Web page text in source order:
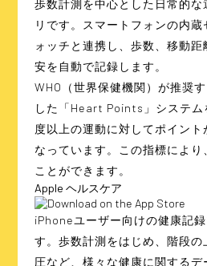
歩数計測を中心とした日常的
リです。スマートフォンの内
ォッチと連携し、歩数、移動
安を自動で記録します。
WHO（世界保健機関）が推奨
した「Heart Points」システム
度以上の運動に対してポイン
なっています。この指標により
ことができます。
Apple ヘルスケア
iPhoneユーザー向けの健康記
す。歩数計測をはじめ、階段の
圧など、様々な健康に関するデ